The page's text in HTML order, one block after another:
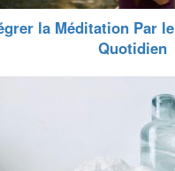
la Méditation Par
Quotidien